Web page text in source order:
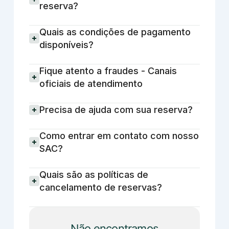
reserva?
Quais as condições de pagamento
disponíveis?
Fique atento a fraudes - Canais
oficiais de atendimento
Precisa de ajuda com sua reserva?
Como entrar em contato com nosso
SAC?
Quais são as políticas de
cancelamento de reservas?